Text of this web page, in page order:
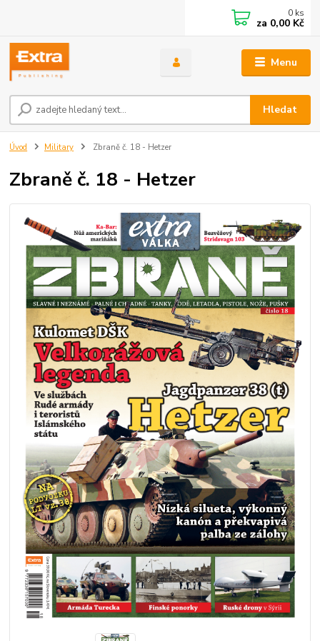
Menu
Hledat
0 ks
za 0,00 Kč
Úvod Military Zbraně č. 18 - Hetzer
Zbraně č. 18 - Hetzer